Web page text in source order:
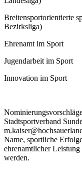
Breitensportorientierte
Bezirksliga)
Ehrenamt im Sport
Jugendarbeit im Sport
Innovation im Sport
Stadtsportverband
Name, sportliche
ehrenamtlicher
werden.